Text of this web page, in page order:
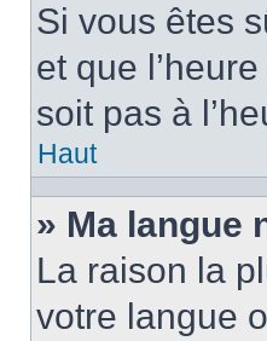
Si vous êtes
et que
soit pas à
Haut
» Ma langue
La raison la
votre langue